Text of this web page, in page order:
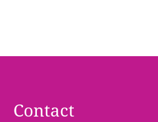
Contact